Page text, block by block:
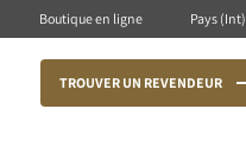
Boutique en ligne Pays (Int)
TROUVER UN REVENDEUR